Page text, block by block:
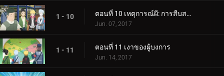
1 - 10 ตอนที่ 10 เหตุการณ์ผี: การสืบสวนเริ่มต้นขึ้น!
Jun. 07, 2017
1 - 11 ตอนที่ 11 เงาของผู้บงการ
Jun. 14, 2017